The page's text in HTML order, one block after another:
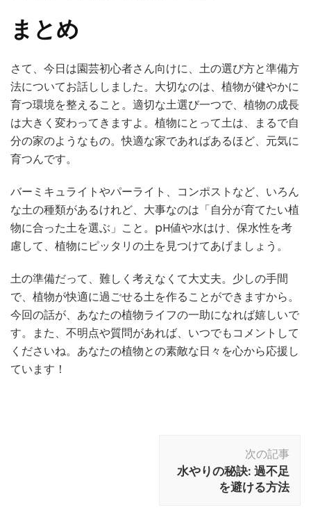
まとめ
さて、今日は園芸初心者さん向けに、土の選び方と準備方
法についてお話ししました。大切なのは、植物が健やかに
育つ環境を整えること。適切な土選び一つで、植物の成長
は大きく変わってきますよ。植物にとって土は、まるで自
分の家のようなもの。快適な家であればあるほど、元気に
育つんです。
バーミキュライトやパーライト、コンポストなど、いろん
な土の種類があるけれど、大事なのは「自分が育てたい植
物に合った土を選ぶ」こと。pH値や水はけ、保水性を考
慮して、植物にピッタリの土を見つけてあげましょう。
土の準備だって、難しく考えなくて大丈夫。少しの手間
で、植物が快適に過ごせる土を作ることができますから。
今回の話が、あなたの植物ライフの一助になれば嬉しいで
す。また、不明点や質問があれば、いつでもコメントして
くださいね。あなたの植物との素敵な日々を心から応援し
ています！
次の記事
水やりの秘訣: 過不足
を避ける方法